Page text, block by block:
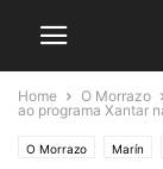
Home O Morrazo
ao programa Xantar
O Morrazo Marín